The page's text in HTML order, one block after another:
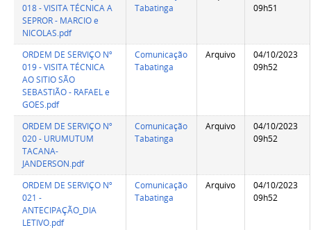
018 - VISITA TÉCNICA A
SEPROR - MARCIO e
NICOLAS.pdf
Tabatinga
09h51
ORDEM DE SERVIÇO Nº
019 - VISITA TÉCNICA
AO SITIO SÃO
SEBASTIÃO - RAFAEL e
GOES.pdf
Comunicação
Tabatinga
Arquivo
04/10/2023
09h52
ORDEM DE SERVIÇO Nº
020 - URUMUTUM
TACANA-
JANDERSON.pdf
Comunicação
Tabatinga
Arquivo
04/10/2023
09h52
ORDEM DE SERVIÇO Nº
021 -
ANTECIPAÇÃO_DIA
LETIVO.pdf
Comunicação
Tabatinga
Arquivo
04/10/2023
09h52